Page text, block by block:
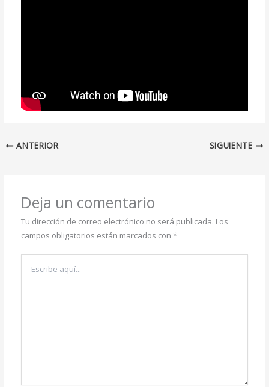
ANTERIOR SIGUIENTE
Deja un comentario
Tu dirección de correo electrónico no será publicada. Los
campos obligatorios están marcados con *
aquí...